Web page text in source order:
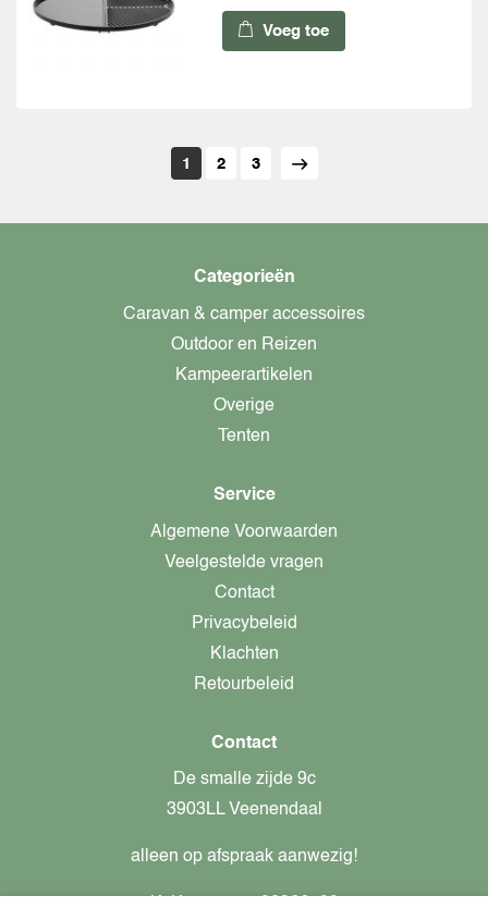
Voeg toe
1 2 3
Categorieën
Caravan & camper accessoires
Outdoor en Reizen
Kampeerartikelen
Overige
Tenten
Service
Algemene Voorwaarden
Veelgestelde vragen
Contact
Privacybeleid
Klachten
Retourbeleid
Contact
De smalle zijde 9c
3903LL Veenendaal
alleen op afspraak aanwezig!